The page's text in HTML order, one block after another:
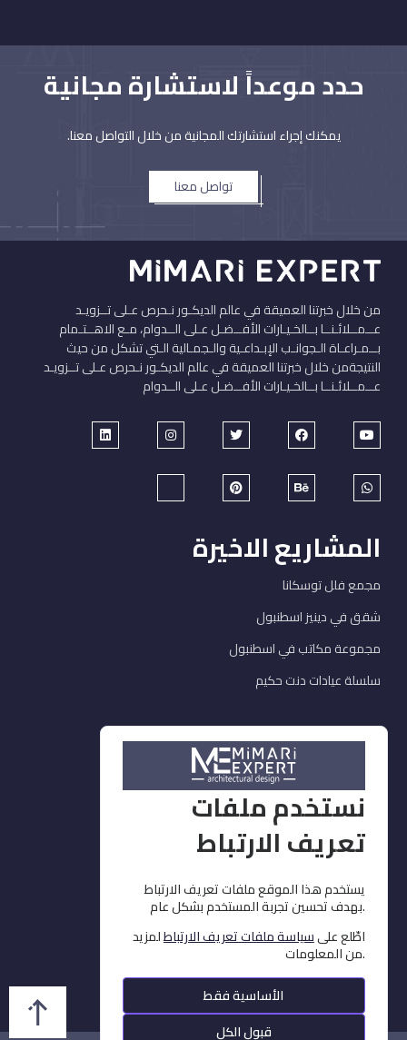
حدد موعداً لاستشارة مجانية
يمكنك إجراء استشارتك المجانية من خلال التواصل معنا.
تواصل معنا
من خلال خبرتنا العميقة في عالم الديكـور نـحرص عـلى تــزويـد
عــمــلائـنــا بــالخـيـارات الأفــضـل عـلى الــدوام، مـع الاهــتـمام
بــمـراعـاة الـجوانـب الإبـداعـية والـجمـالية الـتي تشكل من حيث
النتيجةمن خلال خبرتنا العميقة في عالم الديكـور نـحرص عـلى تــزويـد
عــمــلائـنــا بــالخـيـارات الأفــضـل عـلى الــدوام
المشاريع الاخيرة
مجمع فلل توسكانا
شقق في دينيز اسطنبول
مجموعة مكاتب في اسطنبول
سلسلة عيادات دنت حكيم
خدماتنا
التصميم
تنفيذ وإشراف
استشارات
بيان الخاص بملفات تعريف
نموذج الطلب الخاص
معالجة البيانات الشخصية
نستخدم ملفات
تعريف الارتباط
يستخدم هذا الموقع ملفات تعريف الارتباط
بهدف تحسين تجربة المستخدم بشكل عام.
اطّلع علىسياسة ملفات تعريف الارتباطلمزيد
من المعلومات.
الأساسية فقط
قبول الكل